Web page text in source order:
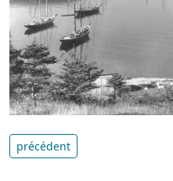
précédent